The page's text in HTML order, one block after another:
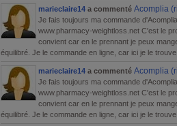
marieclaire14 a commenté Acomplia
Je fais toujours ma commande
www.pharmacy-weightloss.net C'est le
convient car en le prennant je peux
équilibré. Je le commande en ligne, car ici je le
marieclaire14 a commenté Acomplia
Je fais toujours ma commande
www.pharmacy-weightloss.net C'est le
convient car en le prennant je peux
équilibré. Je le commande en ligne, car ici je le